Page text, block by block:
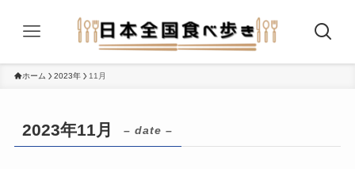
ホーム 2023年 11月
2023年11月 – date –